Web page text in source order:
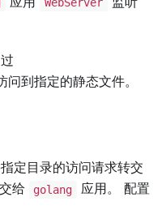
WebServer
问到指定的静态文件。
定目录的访问请求转交
给 golang
应用。 配置